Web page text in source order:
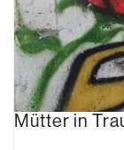
Mütter in